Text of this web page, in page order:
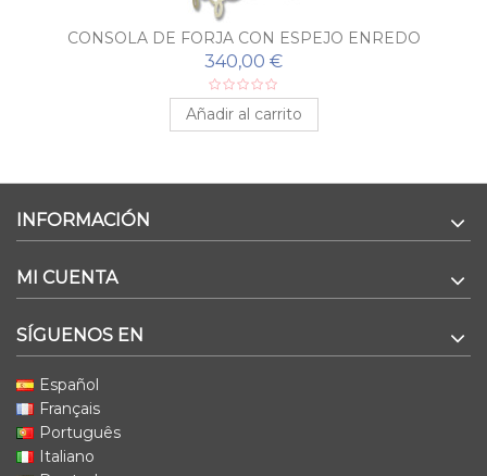
CONSOLA DE FORJA CON ESPEJO ENREDO
340,00 €
Añadir al carrito
INFORMACIÓN
MI CUENTA
SÍGUENOS EN
Español
Français
Português
Italiano